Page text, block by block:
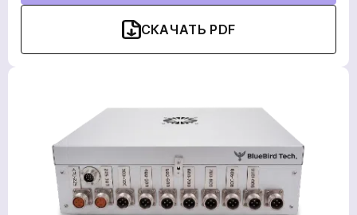
КОМПАНИИ
О НАС
КОНТАКТЫ
Академия
СКАЧАТЬ PDF